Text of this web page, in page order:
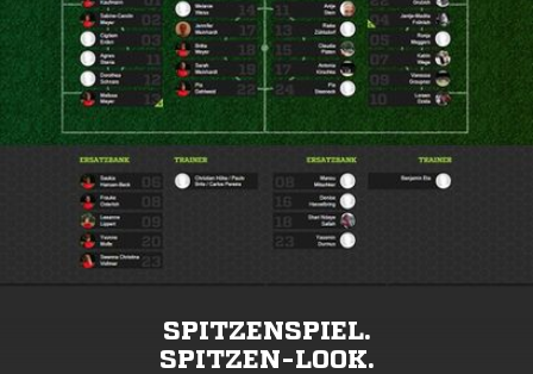
SPITZENSPIEL.
SPITZEN-LOOK.